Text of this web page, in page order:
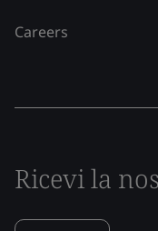
Careers
Ricevi la